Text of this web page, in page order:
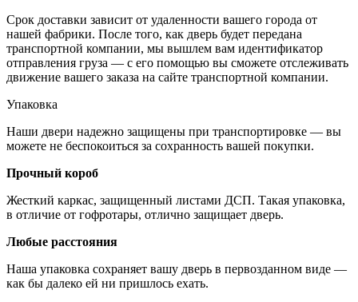
Срок доставки зависит от удаленности вашего города от
нашей фабрики. После того, как дверь будет передана
транспортной компании, мы вышлем вам идентификатор
отправления груза — с его помощью вы сможете отслеживать
движение вашего заказа на сайте транспортной компании.
Упаковка
Наши двери надежно защищены при транспортировке — вы
можете не беспокоиться за сохранность вашей покупки.
Прочный короб
Жесткий каркас, защищенный листами ДСП. Такая упаковка,
в отличие от гофротары, отлично защищает дверь.
Любые расстояния
Наша упаковка сохраняет вашу дверь в первозданном виде —
как бы далеко ей ни пришлось ехать.